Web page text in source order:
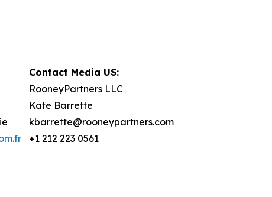
Contact Media US:
RooneyPartners LLC
Kate Barrette
kbarrette@rooneypartners.com
+1 212 223 0561